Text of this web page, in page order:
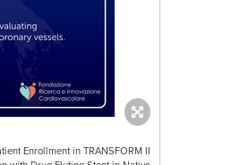
Enrollment in TRANSFORM II